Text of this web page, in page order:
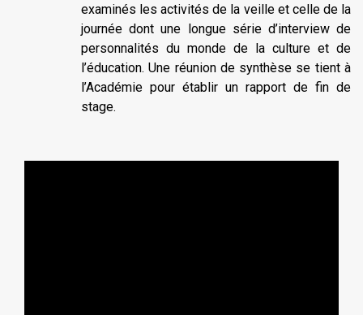
examinés les activités de la veille et celle de la
journée dont une longue série d’interview de
personnalités du monde de la culture et de
l’éducation. Une réunion de synthèse se tient à
l’Académie pour établir un rapport de fin de
stage.